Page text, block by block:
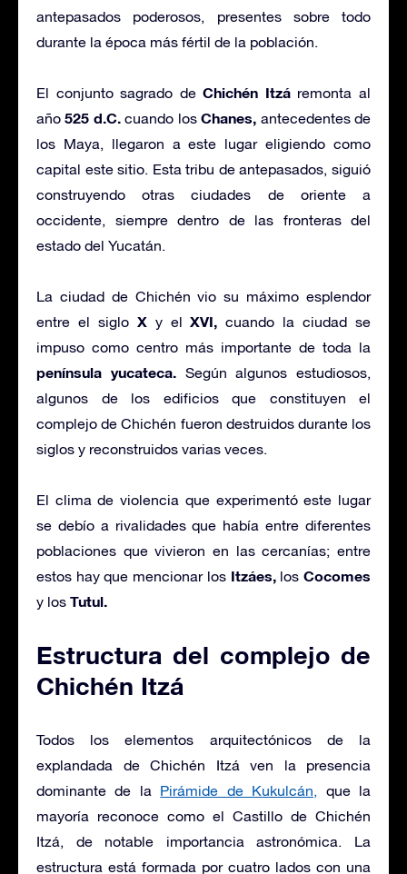
antepasados poderosos, presentes sobre todo
durante la época más fértil de la población.
El conjunto sagrado deChichén Itzáremonta al
año 525 d.C.cuando losChanes, antecedentes de
los Maya, llegaron a este lugar eligiendo como
capital este sitio. Esta tribu de antepasados, siguió
construyendo otras ciudades de oriente a
occidente, siempre dentro de las fronteras del
estado del Yucatán.
La ciudad de Chichén vio su máximo esplendor
entre el siglo Xy elXVI, cuando la ciudad se
impuso como centro más importante de toda la
península yucateca.Según algunos estudiosos,
algunos de los edificios que constituyen el
complejo de Chichén fueron destruidos durante los
siglos y reconstruidos varias veces.
El clima de violencia que experimentó este lugar
se debío a rivalidades que había entre diferentes
poblaciones que vivieron en las cercanías; entre
estos hay que mencionar los Itzáes,losCocomes
y los Tutul.
Estructura del complejo de
Chichén Itzá
Todos los elementos arquitectónicos de la
explandada de Chichén Itzá ven la presencia
dominante de la Pirámide de Kukulcán, que la
mayoría reconoce como el Castillo de Chichén
Itzá, de notable importancia astronómica. La
estructura está formada por cuatro lados con una